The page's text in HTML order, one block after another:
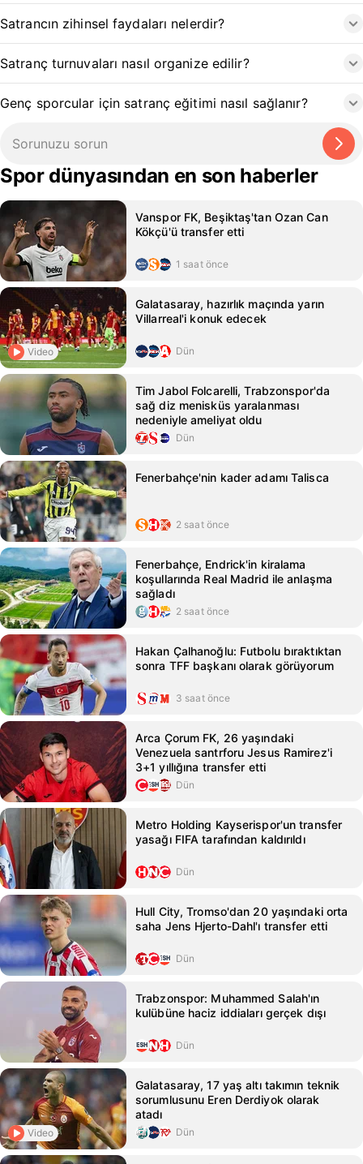
Satrancın zihinsel faydaları nelerdir?
Satranç turnuvaları nasıl organize edilir?
Genç sporcular için satranç eğitimi nasıl sağlanır?
Spor dünyasından en son haberler
Vanspor FK, Beşiktaş'tan Ozan Can
Kökçü'ü transfer etti
1 saat önce
Video
Galatasaray, hazırlık maçında yarın
Villarreal'i konuk edecek
Dün
Tim Jabol Folcarelli, Trabzonspor'da
sağ diz menisküs yaralanması
nedeniyle ameliyat oldu
Dün
Fenerbahçe'nin kader adamı Talisca
2 saat önce
Fenerbahçe, Endrick'in kiralama
koşullarında Real Madrid ile anlaşma
sağladı
2 saat önce
Hakan Çalhanoğlu: Futbolu bıraktıktan
sonra TFF başkanı olarak görüyorum
3 saat önce
Arca Çorum FK, 26 yaşındaki
Venezuela santrforu Jesus Ramirez'i
3+1 yıllığına transfer etti
Dün
Metro Holding Kayserispor'un transfer
yasağı FIFA tarafından kaldırıldı
Dün
Hull City, Tromso'dan 20 yaşındaki orta
saha Jens Hjerto-Dahl'ı transfer etti
Dün
Trabzonspor: Muhammed Salah'ın
kulübüne haciz iddiaları gerçek dışı
Dün
Video
Galatasaray, 17 yaş altı takımın teknik
sorumlusunu Eren Derdiyok olarak
atadı
Dün